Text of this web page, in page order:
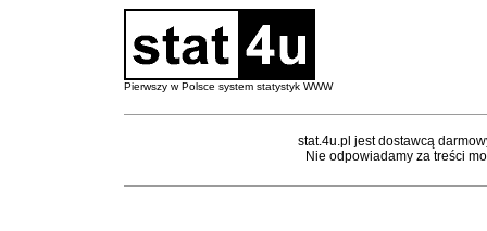
Pierwszy w Polsce system statystyk WWW
stat.4u.pl jest dostawcą
Nie odpowiadamy za treści